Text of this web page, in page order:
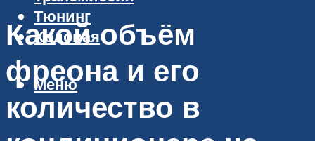
Тюнинг
Ходовая
Меню
Какой объём
фреона и его
количество в